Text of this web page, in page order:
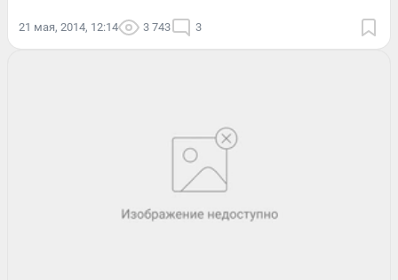
21 мая, 2014, 12:14 3 743 3